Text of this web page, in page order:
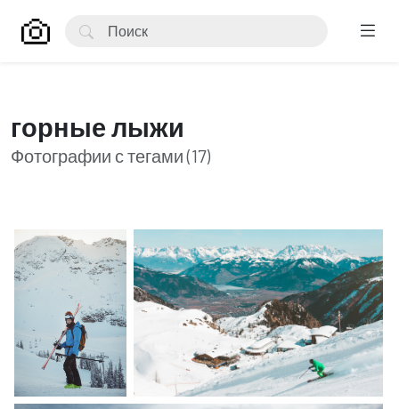
горные лыжи
Фотографии с тегами (17)